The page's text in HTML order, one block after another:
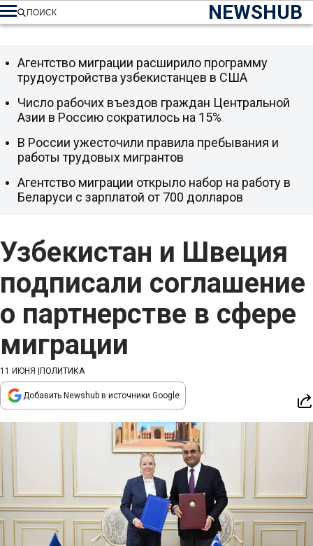
NEWSHUB
ПОИСК
Узбекистан и Швеция
подписали соглашение
о партнерстве в сфере
миграции
11 ИЮНЯ ПОЛИТИКА
Добавить Newshub в источники Google
Агентство миграции расширило программу
трудоустройства узбекистанцев в США
Число рабочих въездов граждан Центральной
Азии в Россию сократилось на 15%
В России ужесточили правила пребывания и
работы трудовых мигрантов
Агентство миграции открыло набор на работу в
Беларуси с зарплатой от 700 долларов